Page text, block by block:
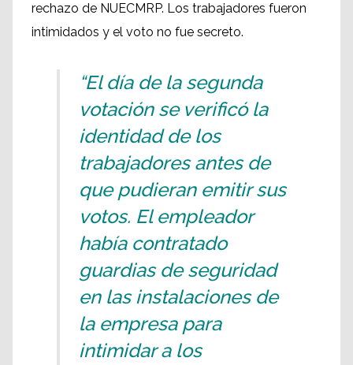
rechazo de NUECMRP. Los trabajadores fueron
intimidados y el voto no fue secreto.
“El día de la segunda
votación se verificó la
identidad de los
trabajadores antes de
que pudieran emitir sus
votos. El empleador
había contratado
guardias de seguridad
en las instalaciones de
la empresa para
intimidar a los